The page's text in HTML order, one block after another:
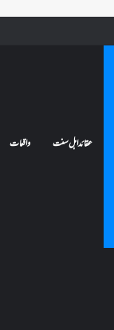
عقائد اہل سنت واقعات